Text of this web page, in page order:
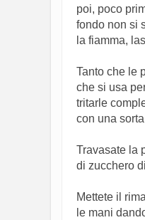
poi, poco
fondo non si
la fiamma,
Tanto che le
che si usa
tritarle
con una
Travasate la
di zucchero
Mettete il
le mani